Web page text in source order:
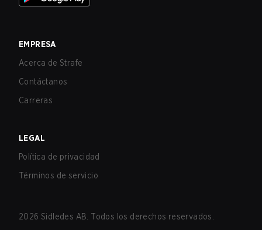
EMPRESA
Acerca de Strafe
Contáctanos
Carreras
LEGAL
Política de privacidad
Términos de servicio
2026 Sidledes AB. Todos los derechos reservados.